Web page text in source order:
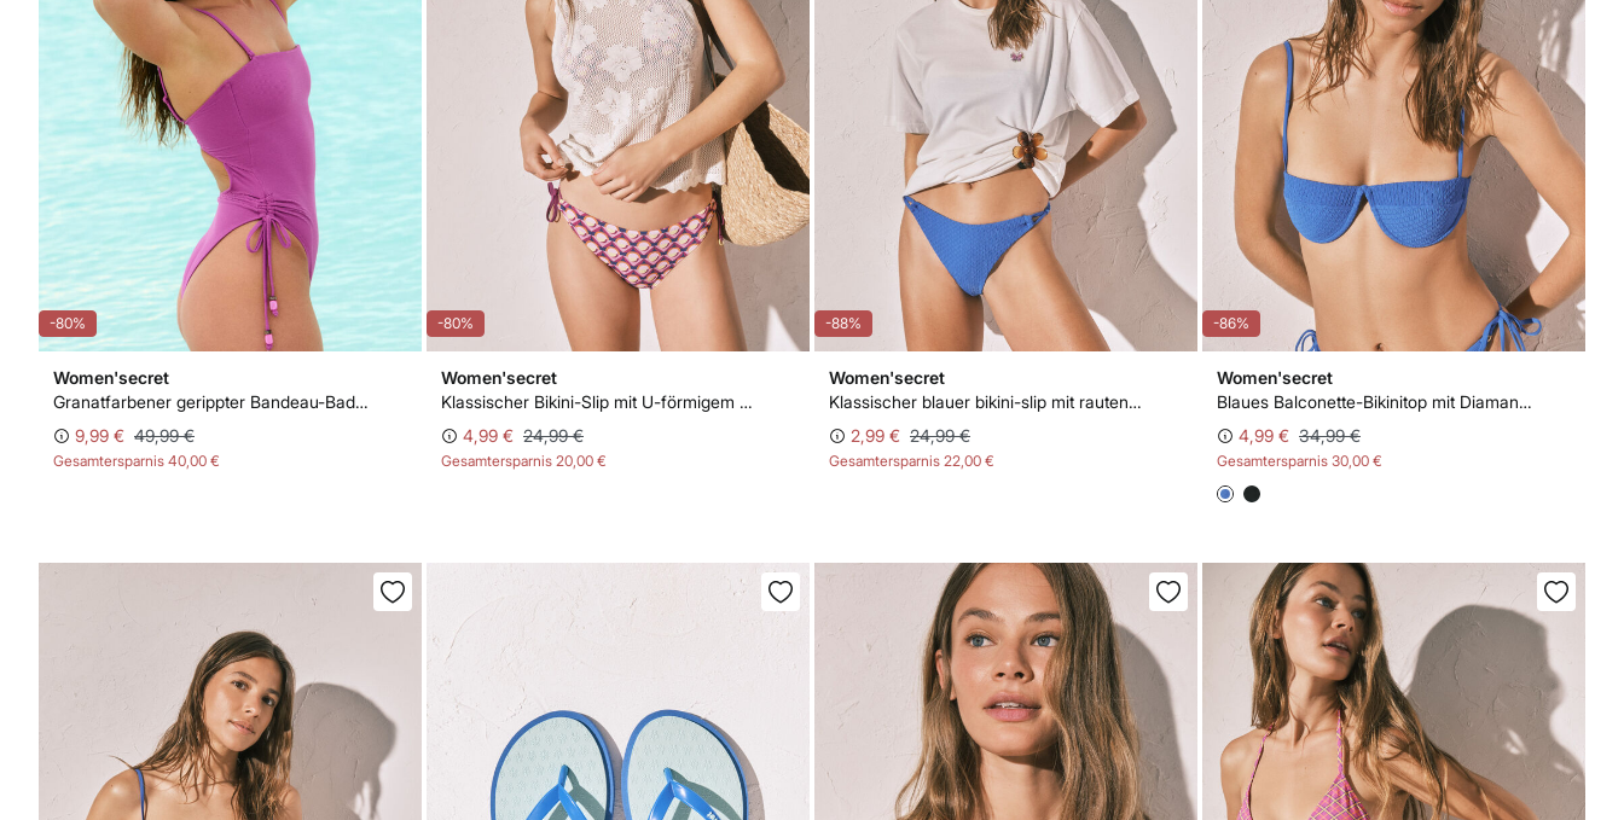
-80%
Women'secret
Granatfarbener gerippter Bandeau-Badeanzug
9,99 € 49,99 €
Gesamtersparnis 40,00 €
-80%
Women'secret
Klassischer Bikini-Slip mit U-förmigem Print
4,99 € 24,99 €
Gesamtersparnis 20,00 €
-88%
Women'secret
Klassischer blauer bikini-slip mit rautenförmigem U-effekt
2,99 € 24,99 €
Gesamtersparnis 22,00 €
-86%
Women'secret
Blaues Balconette-Bikinitop mit Diamantstruktur
4,99 € 34,99 €
Gesamtersparnis 30,00 €